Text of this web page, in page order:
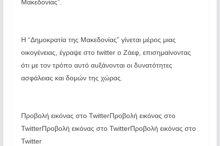
Μακεδονίας”.
Η “Δημοκρατία της Μακεδονίας” γίνεται μέρος μιας
οικογένειας, έγραψε στο twitter ο Ζάεφ, επισημαίνοντας
ότι με τον τρόπο αυτό αυξάνονται οι δυνατότητες
ασφάλειας και δομών της χώρας.
Προβολή εικόνας στο TwitterΠροβολή εικόνας στο
TwitterΠροβολή εικόνας στο TwitterΠροβολή εικόνας στο
Twitter